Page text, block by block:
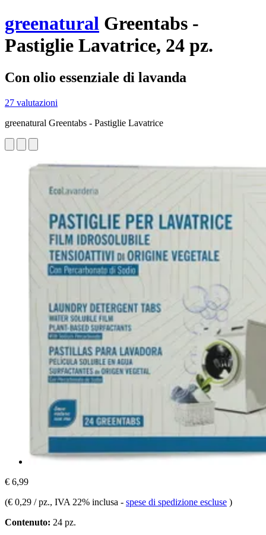
greenatural Greentabs -
Pastiglie Lavatrice, 24 pz.
Con olio essenziale di lavanda
27 valutazioni
greenatural Greentabs - Pastiglie Lavatrice
€ 6,99
(€ 0,29 / pz., IVA 22% inclusa - spese di spedizione escluse )
Contenuto: 24 pz.